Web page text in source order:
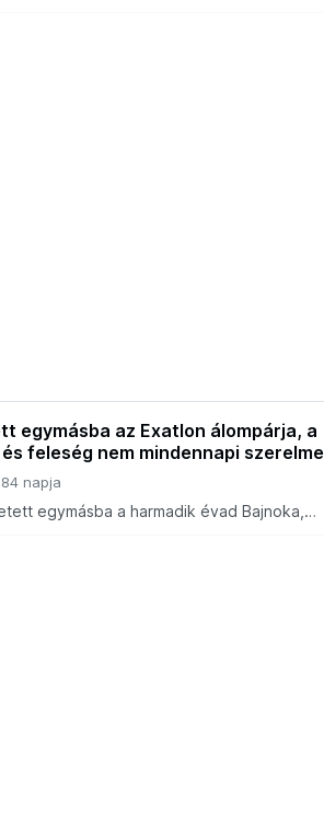
egymásba az Exatlon álompárja, a
feleség nem mindennapi szerelme
84 napja
egymásba a harmadik évad Bajnoka,